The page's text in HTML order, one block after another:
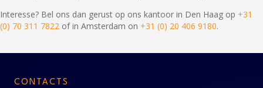
Interesse? Bel ons dan gerust op ons kantoor in Den Haag op +31
(0) 70 311 7822 of in Amsterdam on +31 (0) 20 406 9180.
CONTACTS